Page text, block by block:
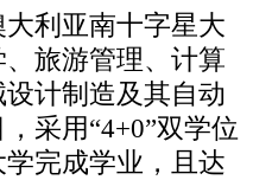
大利亚南十字星大
旅游管理、计算
计制造及其自动
采用“4+0”双学位
完成学业，且达